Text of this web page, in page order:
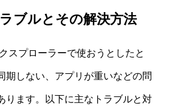
ブルとその解決方法
スプローラーで使おうとしたと
期しない、アプリが重いなどの問
ります。以下に主なトラブルと対